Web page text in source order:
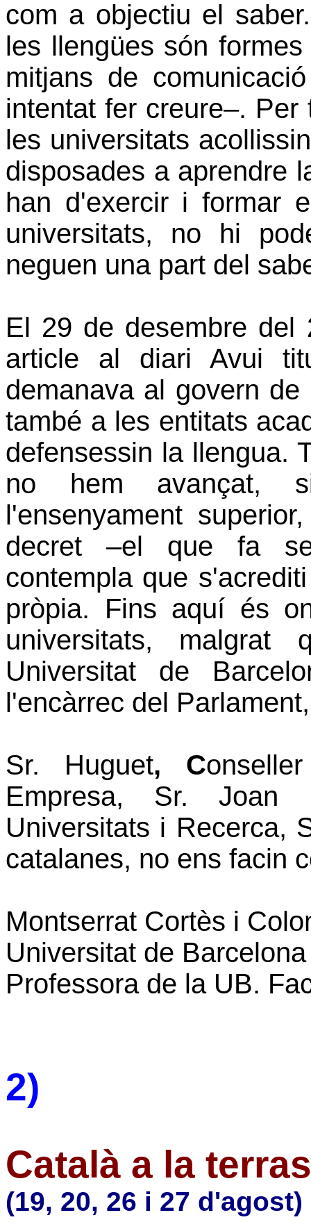
com a objectiu el
les llengües són
mitjans de
intentat fer creure–.
les universitats
disposades a aprendre
han d'exercir i formar
universitats, no hi
neguen una part del
El 29 de desembre del
article al diari Avui
demanava al govern
també a les entitats
defensessin la llengua.
no hem avançat,
l'ensenyament
decret –el que fa
contempla que
pròpia. Fins aquí és
universitats,
Universitat de
l'encàrrec del
Sr. Huguet, Conseller
Empresa, Sr. Joan
Universitats i Recerca,
catalanes, no ens facin
Montserrat Cortès i
Universitat de Barcelona
Professora de la UB.
2)
Català a la
(19, 20, 26 i 27 d'agost)